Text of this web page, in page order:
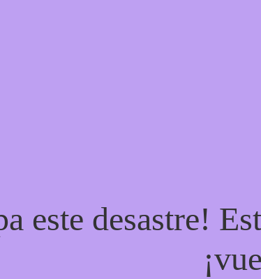
este desastre!